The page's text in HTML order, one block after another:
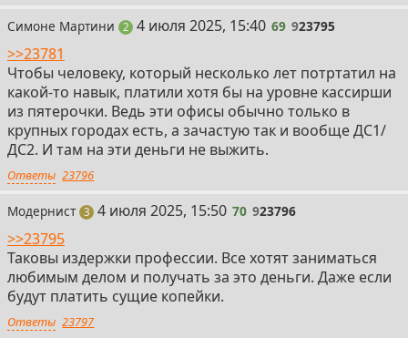
Симоне Мартини 2поста
69
4 июля 2025, 15:40 69 923795
>>23781
Чтобы человеку, который несколько лет потртатил на
какой-то навык, платили хотя бы на уровне кассирши
из пятерочки. Ведь эти офисы обычно только в
крупных городах есть, а зачастую так и вообще ДС1/
ДС2. И там на эти деньги не выжить.
Ответы 23796
Модернист 3поста
70
4 июля 2025, 15:50 70 923796
>>23795
Таковы издержки профессии. Все хотят заниматься
любимым делом и получать за это деньги. Даже если
будут платить сущие копейки.
Ответы 23797